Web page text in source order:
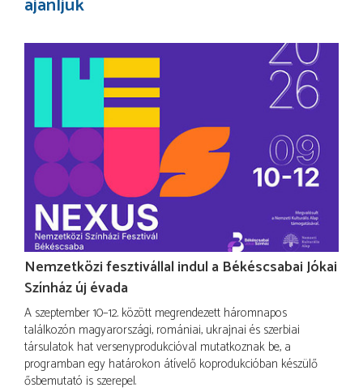
Nemzetközi fesztivállal indul a Békéscsabai Jókai
Színház új évada
A szeptember 10–12. között megrendezett háromnapos
találkozón magyarországi, romániai, ukrajnai és szerbiai
társulatok hat versenyprodukcióval mutatkoznak be, a
programban egy határokon átívelő koprodukcióban készülő
ősbemutató is szerepel.